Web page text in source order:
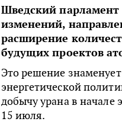
Шведский парламент
изменений,
расширение
будущих проектов
Это решение
энергетической
добычу урана в начале
15 июля.